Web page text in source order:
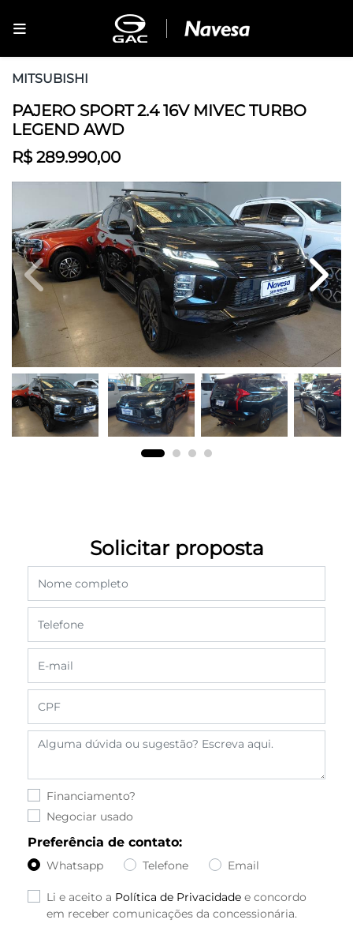
MITSUBISHI
PAJERO SPORT 2.4 16V MIVEC TURBO
LEGEND AWD
R$ 289.990,00
Previous Next
Solicitar proposta
Financiamento?
Negociar usado
Preferência de contato:
Whatsapp Telefone Email
Li e aceito a Política de Privacidade e concordo
em receber comunicações da concessionária.